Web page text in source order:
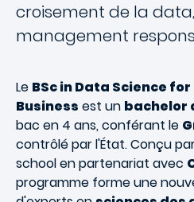
croisement de la
management
Le BSc in Data Science
Business est un bachelor
bac en 4 ans, conférant le
contrôlé par l'État. Conçu
school en partenariat avec
programme forme une